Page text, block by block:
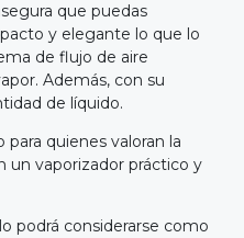
que puedas
y elegante lo que lo
de flujo de aire
Además, con su
de líquido.
quienes valoran la
un vaporizador práctico y
podrá considerarse como